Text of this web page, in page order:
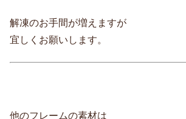
解凍のお手間が増えますが
宜しくお願いします。
他のフレームの素材は